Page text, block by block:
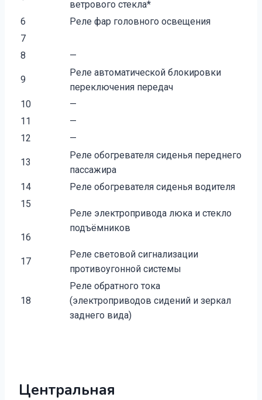
ветрового стекла*
6
Реле фар головного освещения
7
8
—
9
Реле автоматической блокировки
переключения передач
10
—
11
—
12
—
13
Реле обогревателя сиденья переднего
пассажира
14
Реле обогревателя сиденья водителя
15
16
Реле электропривода люка и стекло
подъёмников
17
Реле световой сигнализации
противоугонной системы
18
Реле обратного тока
(электроприводов сидений и зеркал
заднего вида)
Центральная